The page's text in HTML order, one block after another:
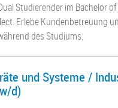
Studierender im Bachelor
Erlebe Kundenbetreuung
des Studiums.
und Systeme /
d)